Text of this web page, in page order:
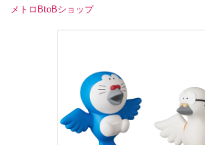
メトロBtoBショップ